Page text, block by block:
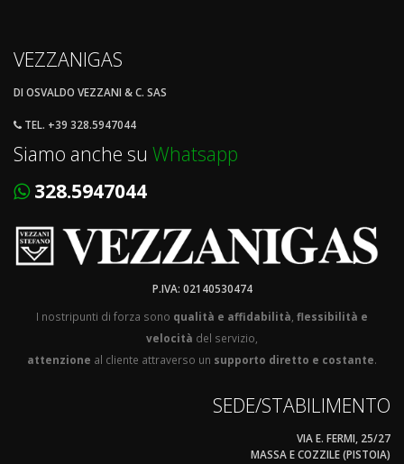
VEZZANIGAS
DI OSVALDO VEZZANI & C. SAS
TEL. +39 328.5947044
Siamo anche su Whatsapp
328.5947044
P.IVA: 02140530474
I nostripunti di forza sono qualità e affidabilità flessibilità e
velocità del servizio,
attenzione al cliente attraverso un supporto diretto e costante.
SEDE/STABILIMENTO
VIA E. FERMI, 25/27
MASSA E COZZILE (PISTOIA)